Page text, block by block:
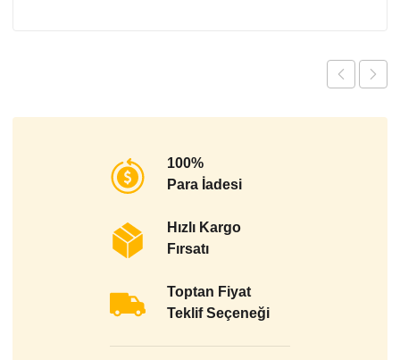
100%
Para İadesi
Hızlı Kargo
Fırsatı
Toptan Fiyat
Teklif Seçeneği